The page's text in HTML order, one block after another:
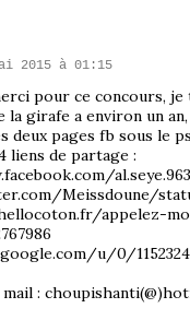
2015 à 01:15
pour ce concours, je
girafe a environ un
deux pages fb sous le
liens de partage :
Meissdoune/
appelez-
u/0/
: